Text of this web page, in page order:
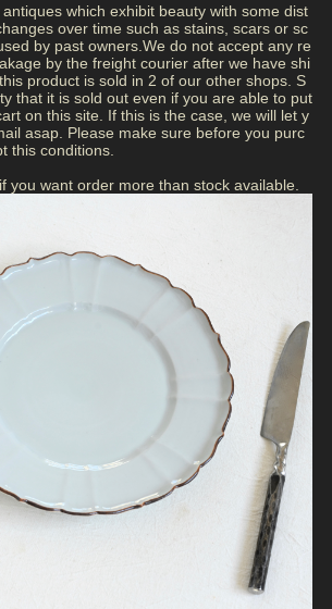
which exhibit beauty with some dist
over time such as stains, scars or sc
by past owners.We do not accept any re
by the freight courier after we have shi
product is sold in 2 of our other shops. S
that it is sold out even if you are able to put
on this site. If this is the case, we will let y
asap. Please make sure before you purc
this conditions.
you want order more than stock available.